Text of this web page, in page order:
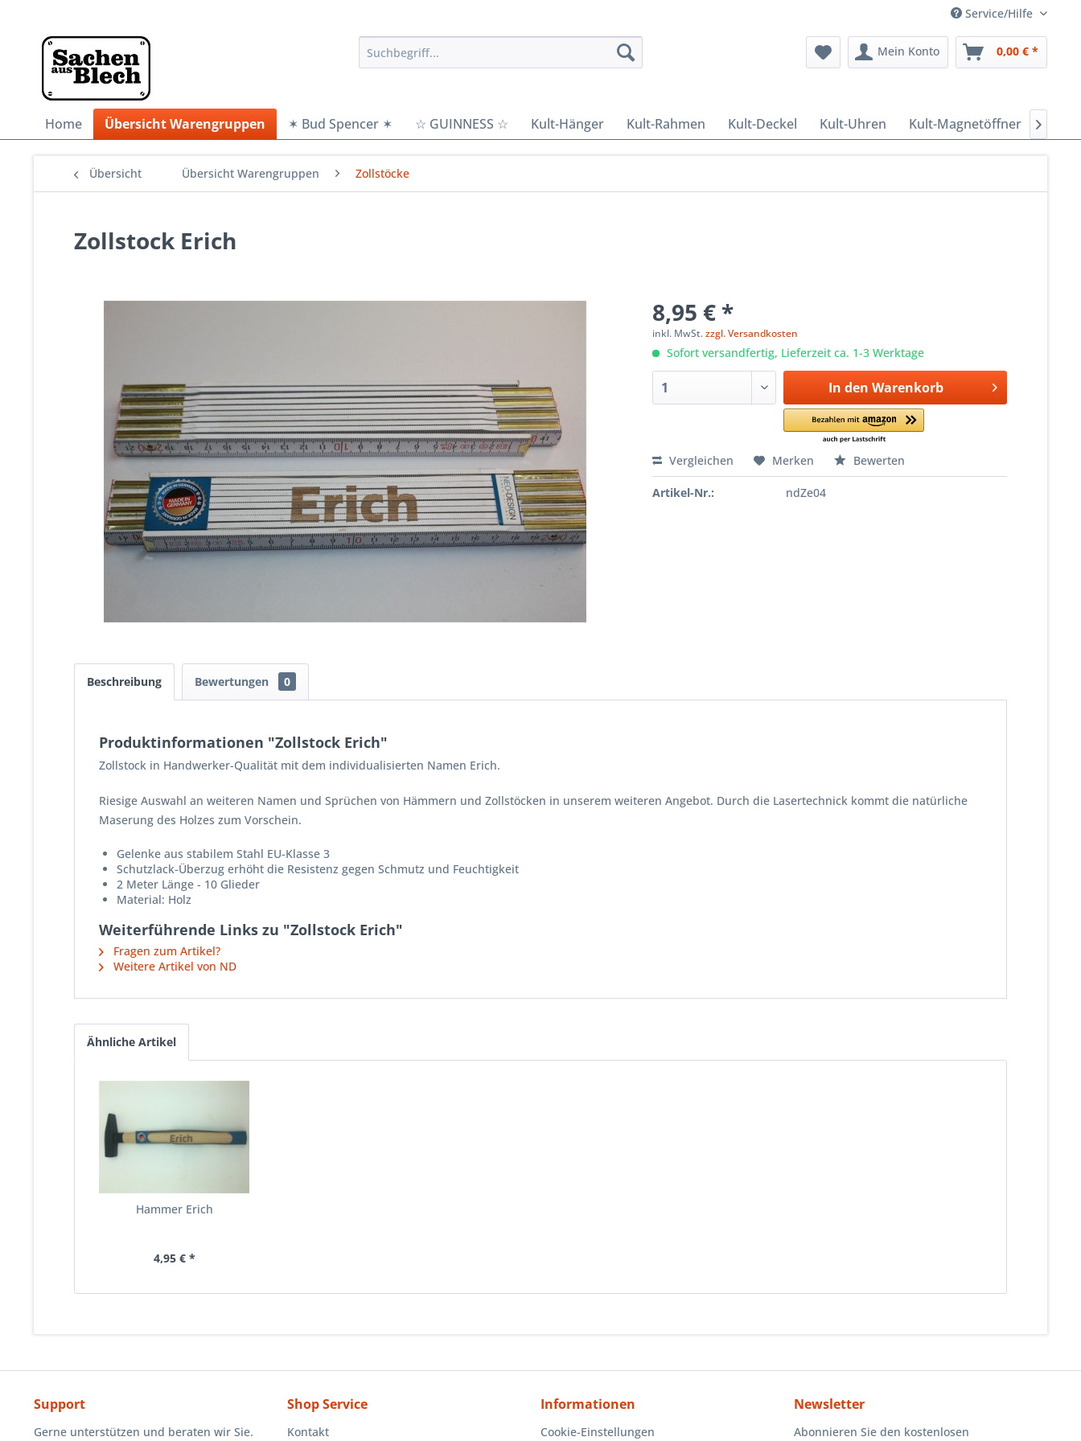
Service/Hilfe
Mein Konto 0,00 € *
Home Übersicht Warengruppen ✶ Bud Spencer ✶ ☆ GUINNESS ☆ Kult-Hänger Kult-Rahmen Kult-Deckel Kult-Uhren Kult-Magnetöffner 
Übersicht Übersicht Warengruppen Zollstöcke
Zollstock Erich
8,95 € *
inkl. MwSt.zzgl. Versandkosten
Sofort versandfertig, Lieferzeit ca. 1-3 Werktage
In den Warenkorb
Vergleichen Merken Bewerten
Artikel-Nr.: ndZe04
Beschreibung Bewertungen 0
Produktinformationen "Zollstock Erich"
Zollstock in Handwerker-Qualität mit dem individualisierten Namen Erich.
Riesige Auswahl an weiteren Namen und Sprüchen von Hämmern und Zollstöcken in unserem weiteren Angebot. Durch die Lasertechnick kommt die natürliche
Maserung des Holzes zum Vorschein.
Gelenke aus stabilem Stahl EU-Klasse 3
Schutzlack-Überzug erhöht die Resistenz gegen Schmutz und Feuchtigkeit
2 Meter Länge - 10 Glieder
Material: Holz
Weiterführende Links zu "Zollstock Erich"
Fragen zum Artikel?
Weitere Artikel von ND
Ähnliche Artikel
Hammer Erich
4,95 € *
Support
Gerne unterstützen und beraten wir Sie.
Shop Service
Kontakt
Informationen
Cookie-Einstellungen
Newsletter
Abonnieren Sie den kostenlosen